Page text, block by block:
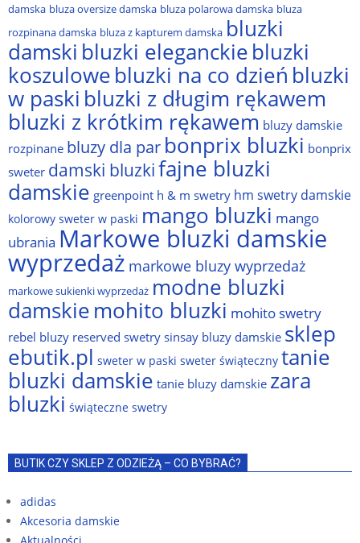
damska bluza oversize damska bluza polarowa damska bluza
rozpinana damska bluza z kapturem damska bluzki
damski bluzki eleganckie bluzki
koszulowe bluzki na co dzień bluzki
w paski bluzki z długim rękawem
bluzki z krótkim rękawem bluzy damskie
rozpinane bluzy dla par bonprix bluzki bonprix
sweter damski bluzkifajne bluzki
damskie greenpoint h & m swetry hm swetry damskie
kolorowy sweter w paski mango bluzki mango
ubrania Markowe bluzki damskie
wyprzedaż markowe bluzy wyprzedaż
markowe sukienki wyprzedaż modne bluzki
damskiemohito bluzki mohito swetry
rebel bluzy reserved swetrysinsay bluzy damskie sklep
ebutik.pl sweter w paski sweter świąteczny tanie
bluzki damskie tanie bluzy damskie zara
bluzki świąteczne swetry
BUTIK CZY SKLEP Z ODZIEŻĄ – CO BYBRAĆ?
adidas
Akcesoria damskie